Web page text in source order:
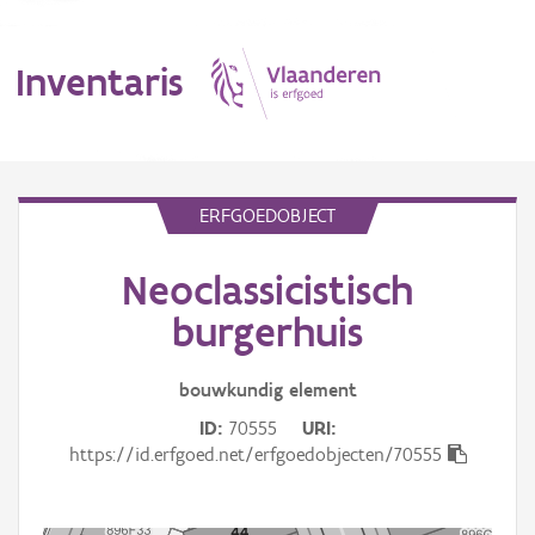
Inventaris
ERFGOEDOBJECT
Neoclassicistisch
burgerhuis
bouwkundig element
ID 70555
URI
https://id.erfgoed.net/erfgoedobjecten/70555